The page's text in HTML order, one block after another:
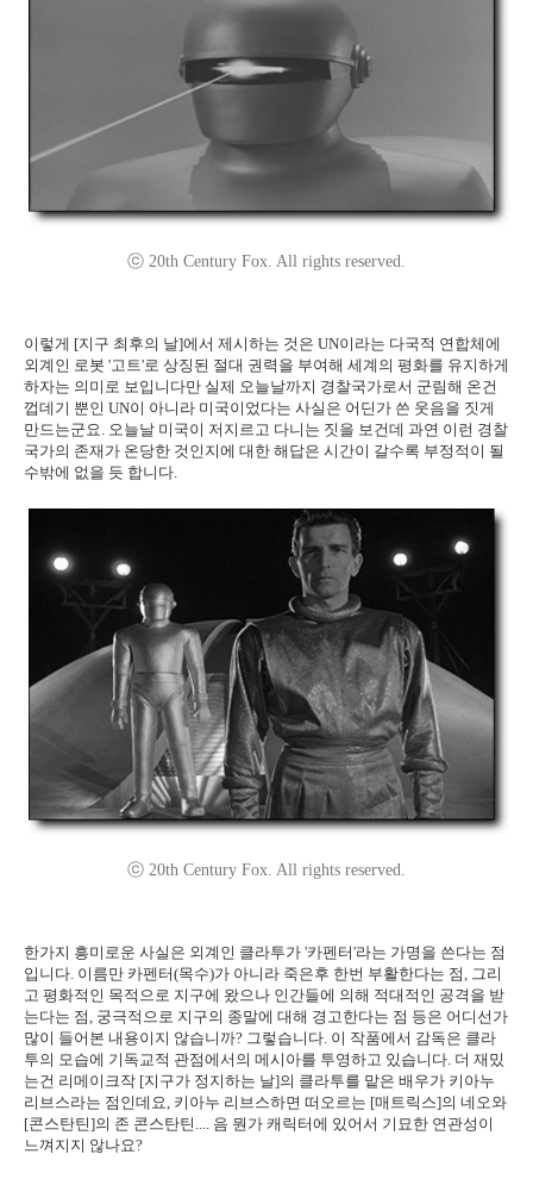
ⓒ 20th Century Fox. All rights reserved.
이렇게 [지구 최후의 날]에서 제시하는 것은 UN이라는 다국적 연합체에
외계인 로봇 '고트'로 상징된 절대 권력을 부여해 세계의 평화를 유지하게
하자는 의미로 보입니다만 실제 오늘날까지 경찰국가로서 군림해 온건
껍데기 뿐인 UN이 아니라 미국이었다는 사실은 어딘가 쓴 웃음을 짓게
만드는군요. 오늘날 미국이 저지르고 다니는 짓을 보건데 과연 이런 경찰
국가의 존재가 온당한 것인지에 대한 해답은 시간이 갈수록 부정적이 될
수밖에 없을 듯 합니다.
ⓒ 20th Century Fox. All rights reserved.
한가지 흥미로운 사실은 외계인 클라투가 '카펜터'라는 가명을 쓴다는 점
입니다. 이름만 카펜터(목수)가 아니라 죽은후 한번 부활한다는 점, 그리
고 평화적인 목적으로 지구에 왔으나 인간들에 의해 적대적인 공격을 받
는다는 점, 궁극적으로 지구의 종말에 대해 경고한다는 점 등은 어디선가
많이 들어본 내용이지 않습니까? 그렇습니다. 이 작품에서 감독은 클라
투의 모습에 기독교적 관점에서의 메시아를 투영하고 있습니다. 더 재밌
는건 리메이크작 [지구가 정지하는 날]의 클라투를 맡은 배우가 키아누
리브스라는 점인데요, 키아누 리브스하면 떠오르는 [매트릭스]의 네오와
[콘스탄틴]의 존 콘스탄틴.... 음 뭔가 캐릭터에 있어서 기묘한 연관성이
느껴지지 않나요?